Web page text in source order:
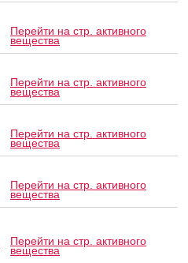
Перейти на стр. активного
вещества
Перейти на стр. активного
вещества
Перейти на стр. активного
вещества
Перейти на стр. активного
вещества
Перейти на стр. активного
вещества